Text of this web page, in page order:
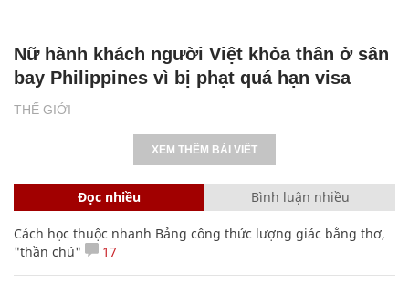
THẾ GIỚI
Nữ hành khách người Việt khỏa thân ở sân
bay Philippines vì bị phạt quá hạn visa
XEM THÊM BÀI VIẾT
Đọc nhiều Bình luận nhiều
Cách học thuộc nhanh Bảng công thức lượng giác bằng thơ,
"thần chú"
17